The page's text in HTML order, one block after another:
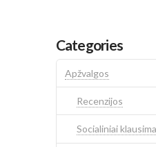
Categories
Apžvalgos
Recenzijos
Socialiniai